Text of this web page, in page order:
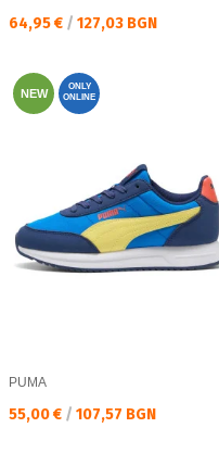
Текуща цена:
64,95 € / 127,03 BGN
NEW
ONLY
ONLINE
PUMA
Текуща цена:
55,00 € / 107,57 BGN